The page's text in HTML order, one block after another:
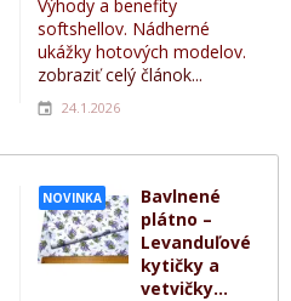
NOVINKA
Bavlnené
plátno –
Levanduľové
kytičky a
vetvičky...
Výhody a benefity
softshellov. Nádherné
ukážky hotových modelov.
zobraziť celý článok...
24.1.2026